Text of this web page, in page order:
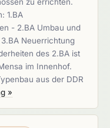
1.BA
- 2.BA Umbau und
Neuerrichtung
des 2.BA ist
im Innenhof.
aus der DDR
»